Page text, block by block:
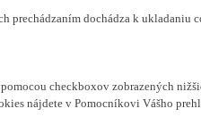
dochádza k ukladaniu
checkboxov zobrazených
nájdete v Pomocníkovi Vášho